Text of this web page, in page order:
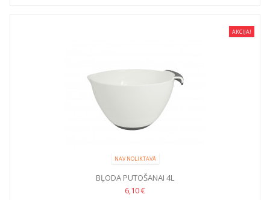
AKCIJA!
NAV NOLIKTAVĀ
BĻODA PUTOŠANAI 4L
6,10 €